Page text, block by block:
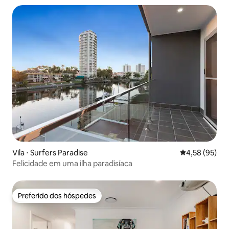
Vila ⋅ Surfers Paradise 4,58 de uma
4,58 (95)
Felicidade em uma ilha paradisíaca
Preferido dos hóspedes
Preferido dos hóspedes